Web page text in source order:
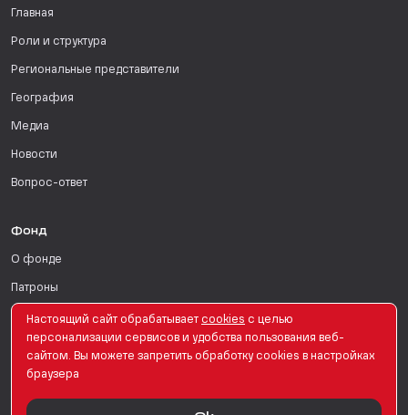
Главная
Роли и структура
Региональные представители
География
Медиа
Новости
Вопрос-ответ
Фонд
О фонде
Патроны
Поддержать
Для СМИ
Настоящий сайт обрабатывает сookies с целью
персонализации сервисов и удобства пользования веб-
сайтом. Вы можете запретить обработку сookies в настройках
браузера